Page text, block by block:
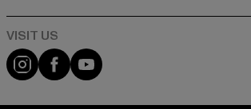
Visit our Instagram page:
Visit our Facebook page:
Visit our YouTube channel: